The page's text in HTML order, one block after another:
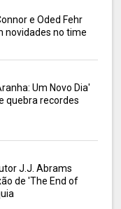
e Oded Fehr
novidades no time
Um Novo Dia'
quebra recordes
J.J. Abrams
de 'The End of